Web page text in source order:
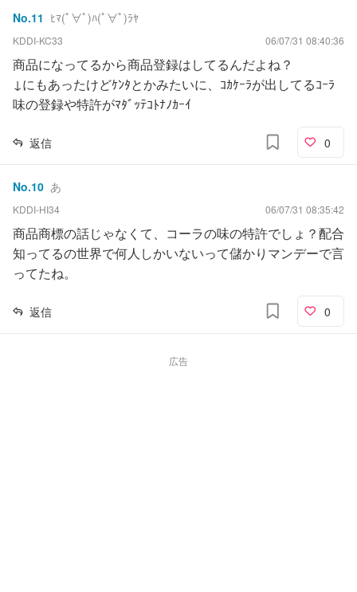
No.11 ﾋﾏ(ﾟ∀ﾟ)ﾊ(ﾟ∀ﾟ)ﾗﾔ
KDDI-KC33 06/07/31 08:40:36
商品になってるから商品登録はしてるんだよね？
↓にもあったけどｹﾝﾀとかみたいに、ｺｶｹｰﾗが出してるｺｰﾗ
味の登録や特許がﾏﾀﾞｯﾃｺﾄﾅﾉｶｰｲ
返信 0
No.10 あ
KDDI-HI34 06/07/31 08:35:42
商品商標の話じゃなくて、コーラの味の特許でしょ？配合
知ってるの世界で何人しかいないって儲かりマンデーで言
ってたね。
返信 0
広告